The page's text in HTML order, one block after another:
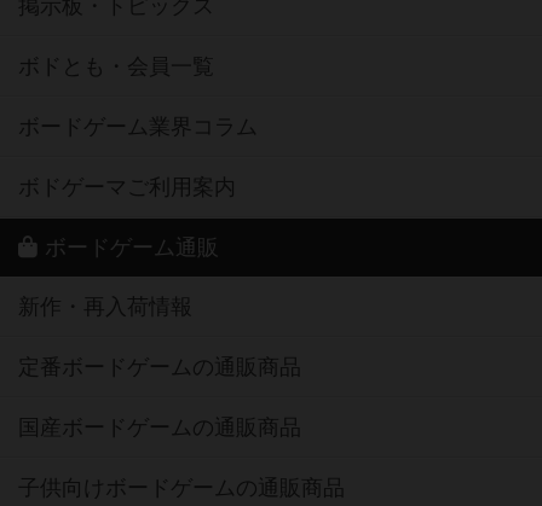
掲示板・トピックス
ボドとも・会員一覧
ボードゲーム業界コラム
ボドゲーマご利用案内
ボードゲーム通販
新作・再入荷情報
定番ボードゲームの通販商品
国産ボードゲームの通販商品
子供向けボードゲームの通販商品